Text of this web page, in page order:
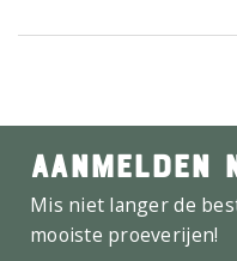
AANMELDEN
Mis niet langer de
mooiste proeverijen!